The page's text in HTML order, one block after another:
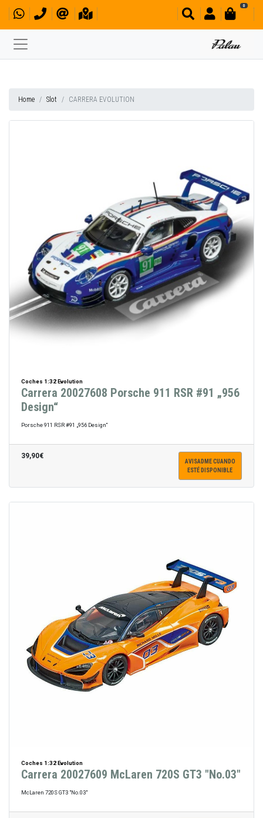
0
Home Slot CARRERA EVOLUTION
Coches 1:32 Evolution
Carrera 20027608 Porsche 911 RSR #91 „956
Design“
Porsche 911 RSR #91 „956 Design“
39,90€
AVISADME CUANDO
ESTÉ DISPONIBLE
Coches 1:32 Evolution
Carrera 20027609 McLaren 720S GT3 "No.03"
McLaren 720S GT3 "No.03"